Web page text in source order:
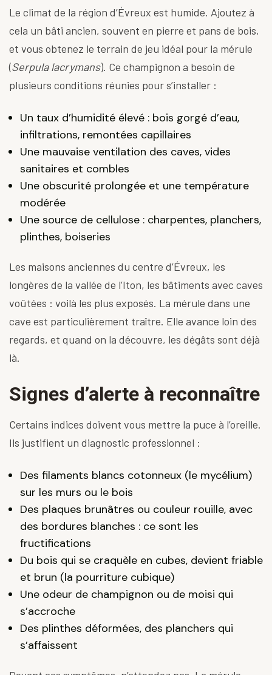
Le climat de la région d’Évreux est humide. Ajoutez à
cela un bâti ancien, souvent en pierre et pans de bois,
et vous obtenez le terrain de jeu idéal pour la mérule
(Serpula lacrymans). Ce champignon a besoin de
plusieurs conditions réunies pour s’installer :
Un taux d’humidité élevé : bois gorgé d’eau,
infiltrations, remontées capillaires
Une mauvaise ventilation des caves, vides
sanitaires et combles
Une obscurité prolongée et une température
modérée
Une source de cellulose : charpentes, planchers,
plinthes, boiseries
Les maisons anciennes du centre d’Évreux, les
longères de la vallée de l’Iton, les bâtiments avec caves
voûtées : voilà les plus exposés. La mérule dans une
cave est particulièrement traître. Elle avance loin des
regards, et quand on la découvre, les dégâts sont déjà
là.
Signes d’alerte à reconnaître
Certains indices doivent vous mettre la puce à l’oreille.
Ils justifient un diagnostic professionnel :
Des filaments blancs cotonneux (le mycélium)
sur les murs ou le bois
Des plaques brunâtres ou couleur rouille, avec
des bordures blanches : ce sont les
fructifications
Du bois qui se craquèle en cubes, devient friable
et brun (la pourriture cubique)
Une odeur de champignon ou de moisi qui
s’accroche
Des plinthes déformées, des planchers qui
s’affaissent